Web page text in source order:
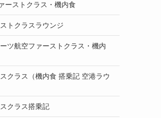
ーストクラス・機内食
トクラスラウンジ
ツ航空ファーストクラス・機内
クラス（機内食 搭乗記 空港ラウ
クラス搭乗記